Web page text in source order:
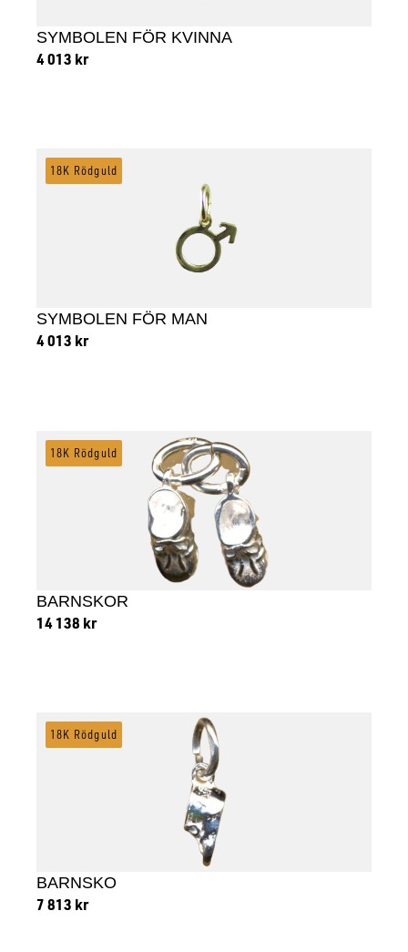
SYMBOLEN FÖR KVINNA
4 013 kr
SYMBOLEN FÖR MAN
4 013 kr
18K Rödguld
BARNSKOR
14 138 kr
18K Rödguld
BARNSKO
7 813 kr
18K Rödguld